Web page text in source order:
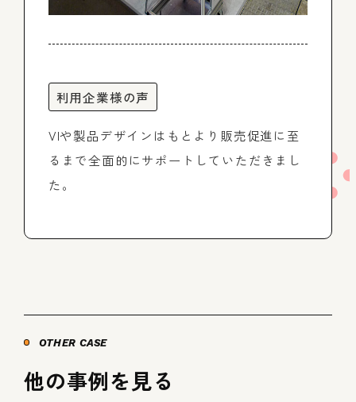
利用企業様の声
VIや製品デザインはもとより販売促進に至
るまで全面的にサポートしていただきまし
た。
OTHER CASE
他の事例を見る